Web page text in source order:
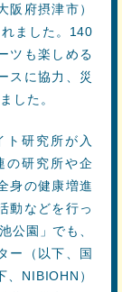
阪府摂津市）
ました。140
ツも楽しめる
スに協力、災
した。
ト研究所が入
の研究所や企
身の健康増進
動などを行っ
公園」でも、
ー（以下、国
NIBIOHN）